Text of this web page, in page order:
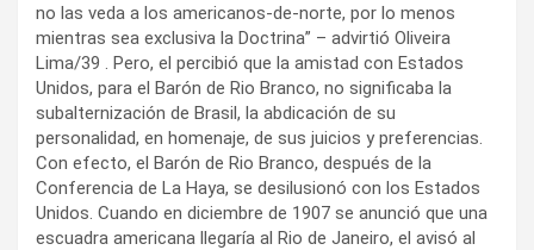
no las veda a los americanos-de-norte, por lo menos
mientras sea exclusiva la Doctrina” – advirtió Oliveira
Lima/39 . Pero, el percibió que la amistad con Estados
Unidos, para el Barón de Rio Branco, no significaba la
subalternización de Brasil, la abdicación de su
personalidad, en homenaje, de sus juicios y preferencias.
Con efecto, el Barón de Rio Branco, después de la
Conferencia de La Haya, se desilusionó con los Estados
Unidos. Cuando en diciembre de 1907 se anunció que una
escuadra americana llegaría al Rio de Janeiro, el avisó al